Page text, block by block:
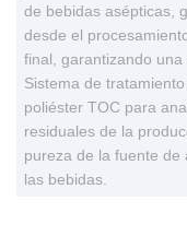
de bebidas asépticas,
desde el
final, garantizando
Sistema de
poliéster TOC para
residuales de la
pureza de la fuente de
las bebidas.